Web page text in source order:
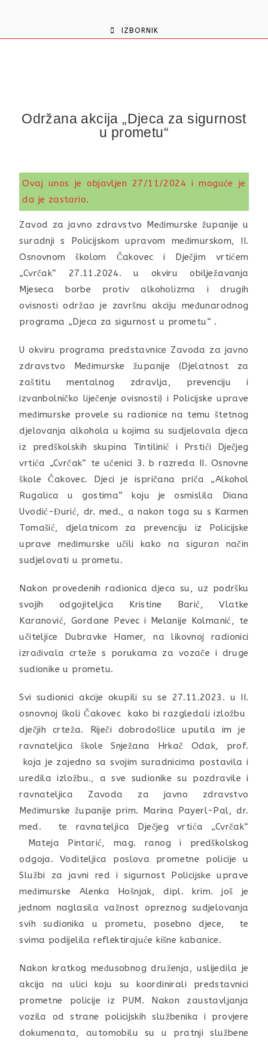
IZBORNIK
Održana akcija „Djeca za sigurnost
u prometu“
Ovaj unos je objavljen 27/11/2024 i moguće je
da je zastario.
Zavod za javno zdravstvo Međimurske županije u
suradnji s Policijskom upravom međimurskom, II.
Osnovnom školom Čakovec i Dječjim vrtićem
„Cvrčak“ 27.11.2024. u okviru obilježavanja
Mjeseca borbe protiv alkoholizma i drugih
ovisnosti održao je završnu akciju međunarodnog
programa „Djeca za sigurnost u prometu“ .
U okviru programa predstavnice Zavoda za javno
zdravstvo Međimurske županije (Djelatnost za
zaštitu mentalnog zdravlja, prevenciju i
izvanbolničko liječenje ovisnosti) i Policijske uprave
međimurske provele su radionice na temu štetnog
djelovanja alkohola u kojima su sudjelovala djeca
iz predškolskih skupina Tintilinić i Prstići Dječjeg
vrtića „Cvrčak“ te učenici 3. b razreda II. Osnovne
škole Čakovec. Djeci je ispričana priča „Alkohol
Rugalica u gostima“ koju je osmislila Diana
Uvodić-Đurić, dr. med., a nakon toga su s Karmen
Tomašić, djelatnicom za prevenciju iz Policijske
uprave međimurske učili kako na siguran način
sudjelovati u prometu.
Nakon provedenih radionica djeca su, uz podršku
svojih odgojiteljica Kristine Barić, Vlatke
Karanović, Gordane Pevec i Melanije Kolmanić, te
učiteljice Dubravke Hamer, na likovnoj radionici
izrađivala crteže s porukama za vozače i druge
sudionike u prometu.
Svi sudionici akcije okupili su se 27.11.2023. u II.
osnovnoj školi Čakovec kako bi razgledali izložbu
dječjih crteža. Riječi dobrodošlice uputila im je
ravnateljica škole Snježana Hrkač Odak, prof.
koja je zajedno sa svojim suradnicima postavila i
uredila izložbu., a sve sudionike su pozdravile i
ravnateljica Zavoda za javno zdravstvo
Međimurske županije prim. Marina Payerl-Pal, dr.
med. te ravnateljica Dječjeg vrtića „Cvrčak“
Mateja Pintarić, mag. ranog i predškolskog
odgoja. Voditeljica poslova prometne policije u
Službi za javni red i sigurnost Policijske uprave
međimurske Alenka Hošnjak, dipl. krim. još je
jednom naglasila važnost opreznog sudjelovanja
svih sudionika u prometu, posebno djece, te
svima podijelila reflektirajuće kišne kabanice.
Nakon kratkog međusobnog druženja, uslijedila je
akcija na ulici koju su koordinirali predstavnici
prometne policije iz PUM. Nakon zaustavljanja
vozila od strane policijskih službenika i provjere
dokumenata, automobilu su u pratnji službene